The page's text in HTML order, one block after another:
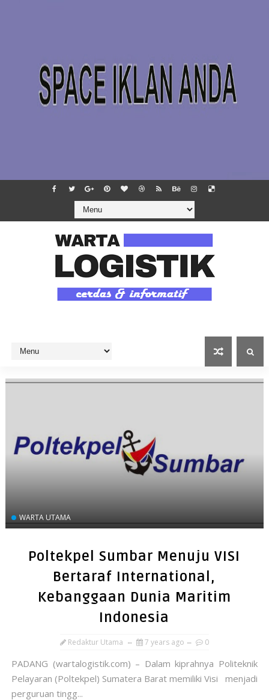
WARTA UTAMA
Poltekpel Sumbar Menuju VISI
Bertaraf International,
Kebanggaan Dunia Maritim
Indonesia
Redaktur Utama 7 years ago 0
PADANG (wartalogistik.com) – Dalam kiprahnya Politeknik
Pelayaran (Poltekpel) Sumatera Barat memiliki Visi menjadi
perguruan tingg...